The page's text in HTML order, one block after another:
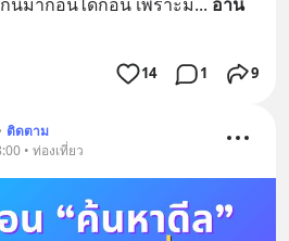
14 1 9
ติดตาม
• ท่องเที่ยว